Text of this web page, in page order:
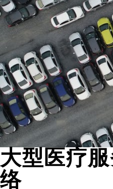
大型医疗
络